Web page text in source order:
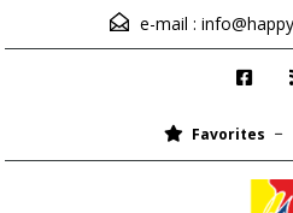
e-mail :
Favorites